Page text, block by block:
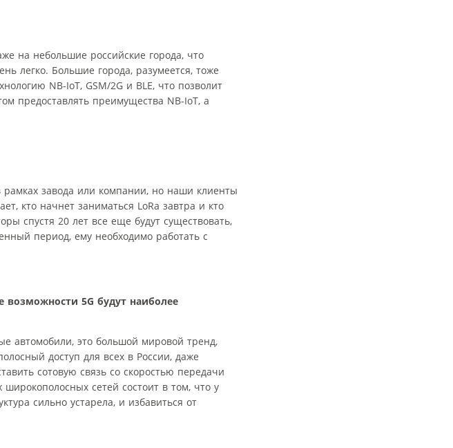
на небольшие российские города, что
легко. Большие города, разумеется, тоже
NB-IoT, GSM/2G и BLE, что позволит
предоставлять преимущества NB-IoT, а
завода или компании, но наши клиенты
кто начнет заниматься LoRa завтра и кто
спустя 20 лет все еще будут существовать,
период, ему необходимо работать с
возможности 5G будут наиболее
автомобили, это большой мировой тренд,
доступ для всех в России, даже
сотовую связь со скоростью передачи
сетей состоит в том, что у
сильно устарела, и избавиться от